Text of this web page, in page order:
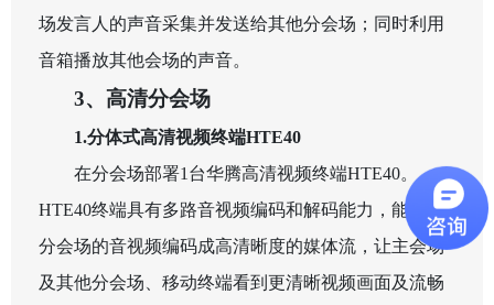
场发言人的声音采集并发送给其他分会场；同时利用
音箱播放其他会场的声音。
3、高清分会场
1.分体式高清视频终端HTE40
在分会场部署1 台华腾高清视频终端HTE40。
HTE40终端具有多路音视频编码和解码能力，能够将
分会场的音视频编码成高清晰度的媒体流，让主会场
及其他分会场、移动终端看到更清晰视频画面及流畅